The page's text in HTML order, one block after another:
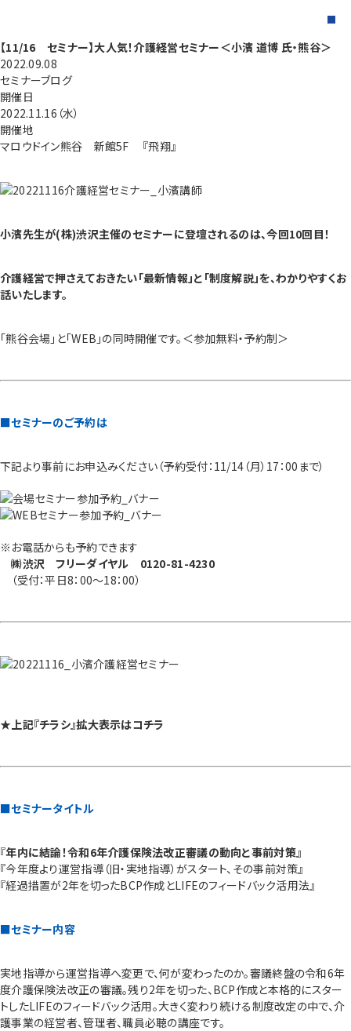
【11/16 セミナー】大人気！介護経営セミナー＜小濱 道博 氏・熊谷＞
2022.09.08
セミナーブログ
開催日
2022.11.16（水）
開催地
マロウドイン熊谷 新館5F 『飛翔』
小濱先生が(株)渋沢主催のセミナーに登壇されるのは、今回10回目！
介護経営で押さえておきたい「最新情報」と「制度解説」を、わかりやすくお
話いたします。
「熊谷会場」と「WEB」の同時開催です。＜参加無料・予約制＞
■セミナーのご予約は
下記より事前にお申込みください（予約受付：11/14（月）17：00まで）
※お電話からも予約できます
㈱渋沢 フリーダイヤル 0120-81-4230
（受付：平日8：00～18：00）
★上記『チラシ』拡大表示はコチラ
■セミナータイトル
『年内に結論！令和6年介護保険法改正審議の動向と事前対策』
『今年度より運営指導（旧・実地指導）がスタート、その事前対策』
『経過措置が2年を切ったBCP作成とLIFEのフィードバック活用法』
■セミナー内容
実地指導から運営指導へ変更で、何が変わったのか。審議終盤の令和6年
度介護保険法改正の審議。残り2年を切った、BCP作成と本格的にスター
トしたLIFEのフィードバック活用。大きく変わり続ける制度改定の中で、介
護事業の経営者、管理者、職員必聴の講座です。